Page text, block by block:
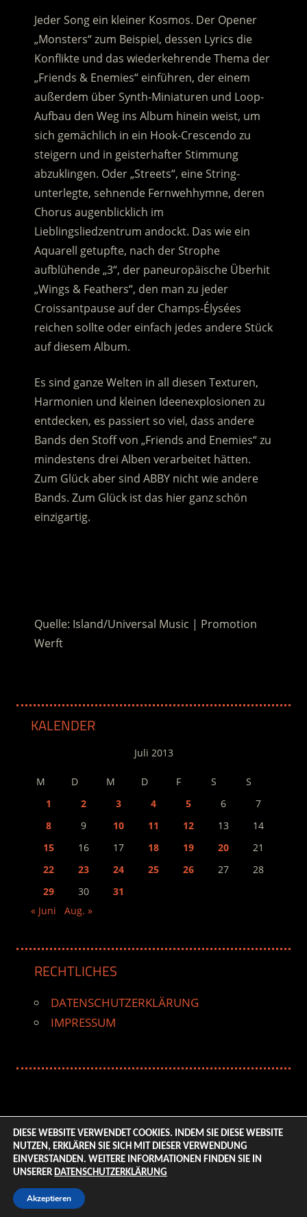
Jeder Song ein kleiner Kosmos. Der Opener
„Monsters“ zum Beispiel, dessen Lyrics die
Konflikte und das wiederkehrende Thema der
„Friends & Enemies“ einführen, der einem
außerdem über Synth-Miniaturen und Loop-
Aufbau den Weg ins Album hinein weist, um
sich gemächlich in ein Hook-Crescendo zu
steigern und in geisterhafter Stimmung
abzuklingen. Oder „Streets“, eine String-
unterlegte, sehnende Fernwehhymne, deren
Chorus augenblicklich im
Lieblingsliedzentrum andockt. Das wie ein
Aquarell getupfte, nach der Strophe
aufblühende „3“, der paneuropäische Überhit
„Wings & Feathers“, den man zu jeder
Croissantpause auf der Champs-Élysées
reichen sollte oder einfach jedes andere Stück
auf diesem Album.
Es sind ganze Welten in all diesen Texturen,
Harmonien und kleinen Ideenexplosionen zu
entdecken, es passiert so viel, dass andere
Bands den Stoff von „Friends and Enemies“ zu
mindestens drei Alben verarbeitet hätten.
Zum Glück aber sind ABBY nicht wie andere
Bands. Zum Glück ist das hier ganz schön
einzigartig.
Quelle: Island/Universal Music | Promotion
Werft
KALENDER
Juli 2013
M D M D F S
S
1
2 3 4 5 6
7
8
9 10 11 12 13
14
15
16 17 18 19 20
21
22
23 24 25 26 27
28
29
30
31
« Juni
Aug. »
RECHTLICHES
DATENSCHUTZERKLÄRUNG
IMPRESSUM
© 2026 ENTERTAINMENT BASE – Life & Style Magazine.
All Rights Reserved. | Based on
DIESE WEBSITE VERWENDET COOKIES. INDEM SIE DIESE WEBSITE
NUTZEN, ERKLÄREN SIE SICH MIT DIESER VERWENDUNG
EINVERSTANDEN. WEITERE INFORMATIONEN FINDEN SIE IN
UNSERER DATENSCHUTZERKLÄRUNG
Akzeptieren